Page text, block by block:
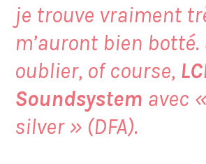
je trouve vraiment
m’auront bien botté.
oublier, of course,
Soundsystem avec
silver» (DFA).